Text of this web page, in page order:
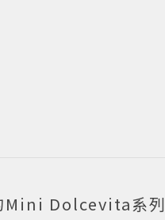
Dolcevita系列